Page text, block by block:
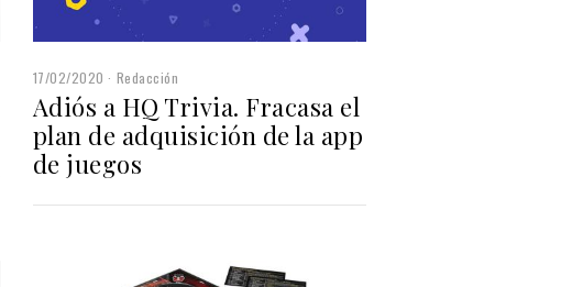
17/02/2020 Redacción
Adiós a HQ Trivia. Fracasa el
plan de adquisición de la app
de juegos